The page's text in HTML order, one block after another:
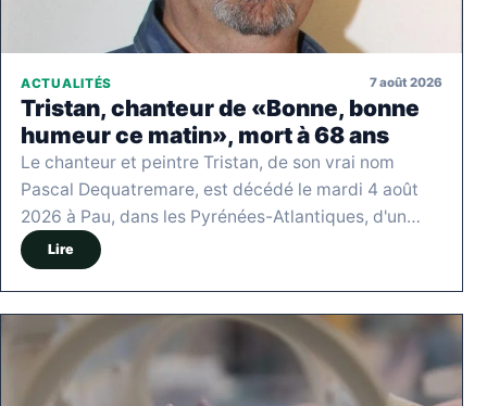
ACTUALITÉS 7 août 2026
Tristan, chanteur de «Bonne, bonne
humeur ce matin», mort à 68 ans
Le chanteur et peintre Tristan, de son vrai nom
Pascal Dequatremare, est décédé le mardi 4 août
2026 à Pau, dans les Pyrénées-Atlantiques, d'un…
Lire